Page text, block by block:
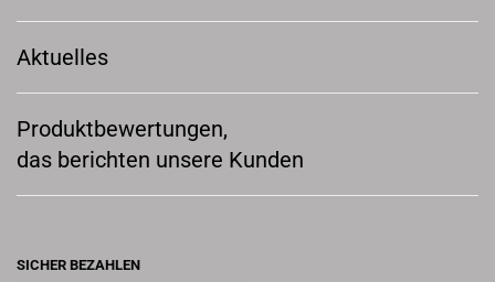
Aktuelles
Produktbewertungen,
das berichten unsere Kunden
SICHER BEZAHLEN